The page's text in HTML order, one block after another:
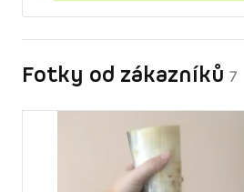
Fotky od zákazníků 7